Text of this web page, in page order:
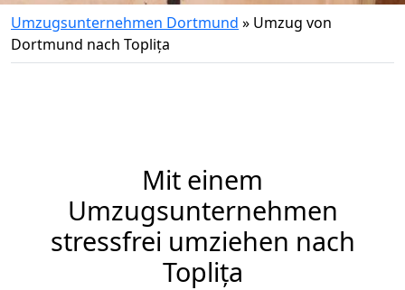
Umzugsunternehmen Dortmund » Umzug von
Dortmund nach Toplița
Mit einem
Umzugsunternehmen
stressfrei umziehen nach
Toplița